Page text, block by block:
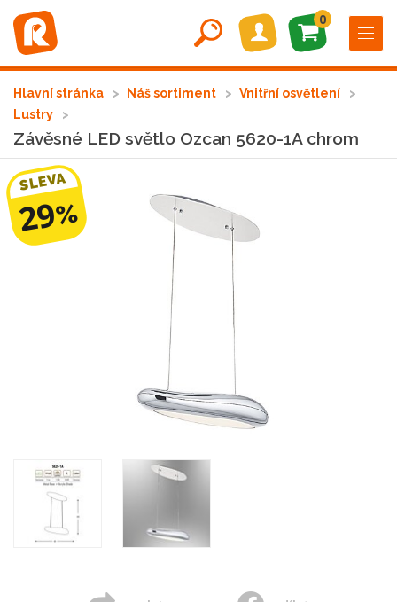
0
Hlavní stránka Náš sortiment
Vnitřní osvětlení
Lustry
Závěsné LED světlo Ozcan 5620-1A chrom
SLEVA
29%